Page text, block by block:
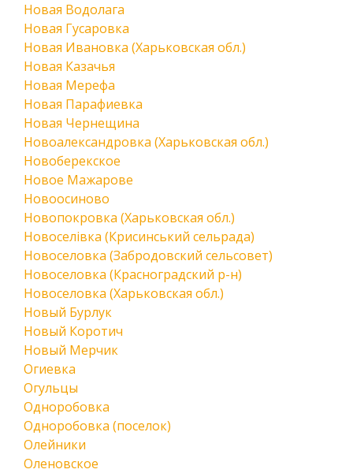
Новая Водолага
Новая Гусаровка
Новая Ивановка (Харьковская обл.)
Новая Казачья
Новая Мерефа
Новая Парафиевка
Новая Чернещина
Новоалександровка (Харьковская обл.)
Новоберекское
Новое Мажарове
Новоосиново
Новопокровка (Харьковская обл.)
Новоселівка (Крисинський сельрада)
Новоселовка (Забродовский сельсовет)
Новоселовка (Красноградский р-н)
Новоселовка (Харьковская обл.)
Новый Бурлук
Новый Коротич
Новый Мерчик
Огиевка
Огульцы
Одноробовка
Одноробовка (поселок)
Олейники
Оленовское